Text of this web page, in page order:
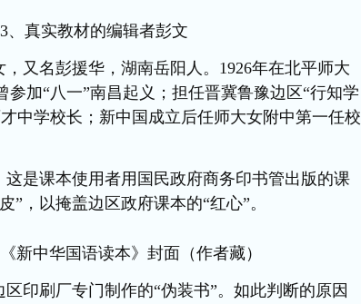
3、真实教材的编辑者彭文
又名彭援华，湖南岳阳人。 1926年在北平师大
参加“八一”南昌起义；担任晋冀鲁豫边区“行知学
中学校长；新中国成立后任师大女附中第一任校
是课本使用者用国民政府商务印书管出版的课
” ，以掩盖边区政府课本的“红心”。
新中华国语读本》封面（作者藏）
印刷厂专门制作的“伪装书”。如此判断的原因